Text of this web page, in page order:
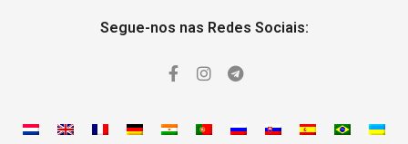
Segue-nos nas Redes Sociais: